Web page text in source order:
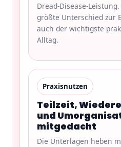
Dread-Disease-
größte Unterschied zur
auch der wichtigste
Alltag.
Praxisnutzen
Teilzeit,
und
mitgedacht
Die Unterlagen heben